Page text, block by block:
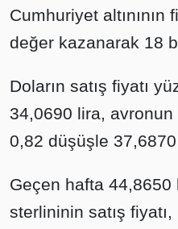
Cumhuriyet altınının
değer kazanarak 18
Doların satış fiyatı
34,0690 lira, avronun
0,82 düşüşle
Geçen hafta 44,8650
sterlininin satış